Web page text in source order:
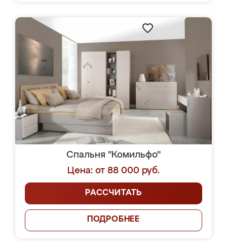
Спальня "Комильфо"
Цена: от 88 000 руб.
РАССЧИТАТЬ
ПОДРОБНЕЕ